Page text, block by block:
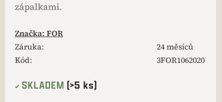
zápalkami.
Značka: FOR
Záruka:
24 měsíců
Kód:
3FOR1062020
SKLADEM (>5 ks)